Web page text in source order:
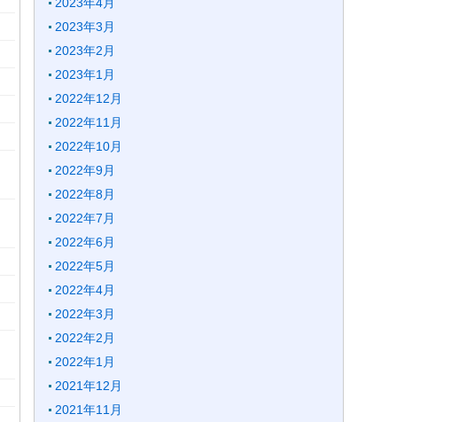
2023年3月
2023年2月
2023年1月
2022年12月
2022年11月
2022年10月
2022年9月
2022年8月
2022年7月
2022年6月
2022年5月
2022年4月
2022年3月
2022年2月
2022年1月
2021年12月
2021年11月